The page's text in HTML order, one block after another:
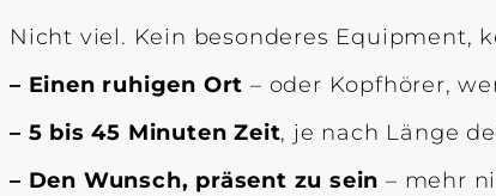
Nicht viel. Kein besonderes Equipment,
– Einen ruhigen Ort – oder Kopfhörer,
– 5 bis 45 Minuten Zeit, je nach Länge
– Den Wunsch, präsent zu sein – mehr